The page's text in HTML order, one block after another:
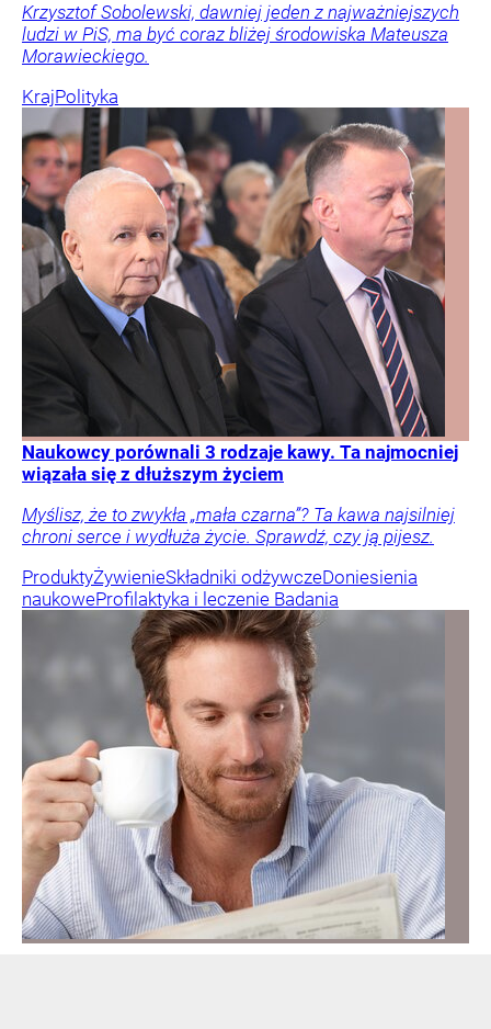
Krzysztof Sobolewski, dawniej jeden z najważniejszych
ludzi w PiS, ma być coraz bliżej środowiska Mateusza
Morawieckiego.
KrajPolityka
Naukowcy porównali 3 rodzaje kawy. Ta najmocniej
wiązała się z dłuższym życiem
Myślisz, że to zwykła „mała czarna”? Ta kawa najsilniej
chroni serce i wydłuża życie. Sprawdź, czy ją pijesz.
ProduktyŻywienieSkładniki odżywczeDoniesienia
naukoweProfilaktyka i leczenie Badania